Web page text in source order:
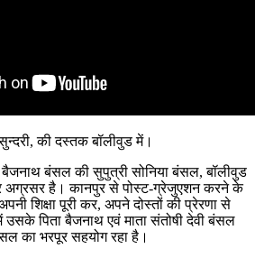
की दस्तक बॉलीवुड में।
बंसल की सुपुत्री सोनिया बंसल, बॉलीवुड
अग्रसर है। कानपुर से पोस्ट-ग्रेजुएशन करने के
शिक्षा पूरी कर, अपने दोस्तों की प्रेरणा से
उसके पिता बैजनाथ एवं माता संतोषी देवी बंसल
का भरपूर सहयोग रहा है।